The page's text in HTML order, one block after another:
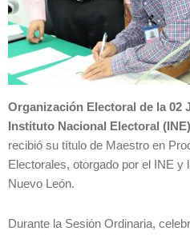
Organización Electoral de la 02
Instituto Nacional Electoral (INE)
recibió su título de Maestro en
Electorales, otorgado por el INE y
Nuevo León.
Durante la Sesión Ordinaria,